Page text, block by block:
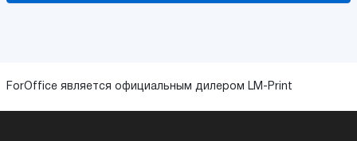
ForOffice является официальным дилером LM-Print